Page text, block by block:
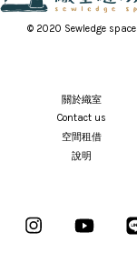
© 2020 Sewledge space
關於織室
Contact us
空間租借
說明
Facebook Instagram YouTube